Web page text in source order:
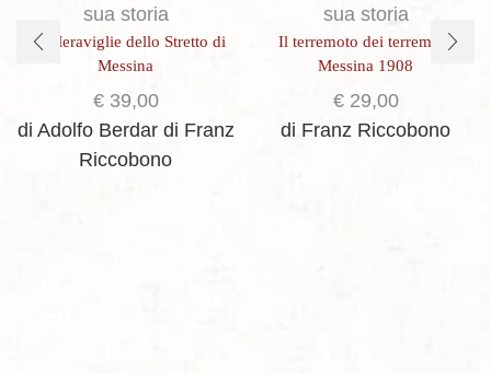
sua storia
Le Meraviglie dello Stretto di
Messina
€39,00
di Adolfo Berdar di Franz
Riccobono
sua storia
Il terremoto dei terremoti.
Messina 1908
€29,00
di Franz Riccobono